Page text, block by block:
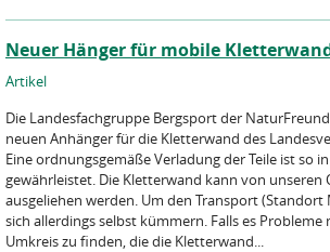
Neuer Hänger für mobile
Artikel
Die Landesfachgruppe Bergsport der
neuen Anhänger für die Kletterwand des
Eine ordnungsgemäße Verladung der Teile ist so
gewährleistet. Die Kletterwand kann von
ausgeliehen werden. Um den Transport (Standort
sich allerdings selbst kümmern. Falls es
Umkreis zu finden, die die Kletterwand...